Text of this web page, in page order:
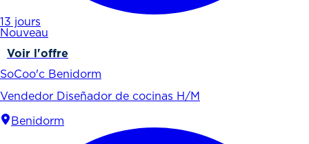
13 jours
Nouveau
Voir l'offre
SoCoo'c Benidorm
Vendedor Diseñador de cocinas H/M
Benidorm